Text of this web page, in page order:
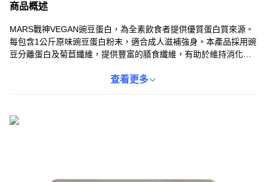
商品概述
MARS戰神VEGAN豌豆蛋白，為全素飲食者提供優質蛋白質來源。
每包含1公斤原味豌豆蛋白粉末，適合成人滋補強身。本產品採用豌
豆分離蛋白及菊苣纖維，提供豐富的膳食纖維，有助於維持消化道
康飲食的理想選擇。MARS戰神豌豆蛋白產地台灣，品質保證，讓
查看更多